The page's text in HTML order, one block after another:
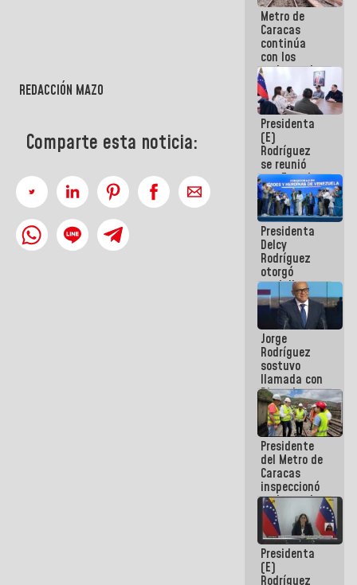
REDACCIÓN MAZO
Comparte esta noticia:
Metro de
Caracas
continúa
con los
trabajos de
mantenimiento
e inspección
en la Línea 2
Presidenta
(E)
Rodríguez
se reunió
con Estado
Mayor
Eléctrico
para
abordar
planes de
acción
Presidenta
Delcy
Rodríguez
otorgó
medalla
"Héroe de
Venezuela"
a servidores
públicos
Jorge
Rodríguez
sostuvo
llamada con
Dinorah
Figuera y
acuerdan
primer
encuentro
presencial
para el
diálogo
Presidente
del Metro de
Caracas
inspeccionó
trabajos de
rehabilitación
y
modernización
de la vía
férrea
Presidenta
(E)
Rodríguez